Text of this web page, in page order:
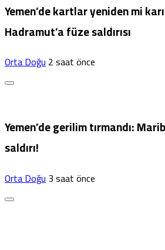
Yemen’de kartlar yeniden mi
Hadramut’a füze saldırısı
Orta Doğu2 saat önce
Yemen’de gerilim tırmandı:
saldırı!
Orta Doğu3 saat önce